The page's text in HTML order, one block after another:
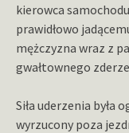
kierowca
prawidłowo
mężczyzna wraz z
gwałtownego
Siła uderzenia była
wyrzucony poza